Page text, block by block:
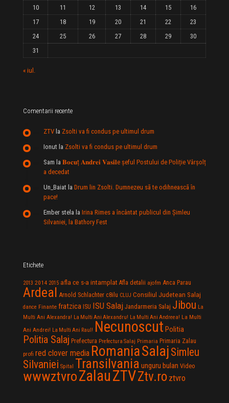
10
11 12 13 14 15
16
17
18 19 20 21 22
23
24
25 26 27 28 29
30
31
« iul.
Comentarii recente
ZTV la Zsolti va fi condus pe ultimul drum
Ionut la Zsolti va fi condus pe ultimul drum
Sam la 𝐁𝐨𝐜𝐮ț 𝐀𝐧𝐝𝐫𝐞𝐢 𝐕𝐚𝐬𝐢𝐥e şeful Postului de Poliție Vârșolț
a decedat
Un_Baiat la Drum lin Zsolti. Dumnezeu sã te odihneascã în
pace!
Ember stela la Irina Rimes a încântat publicul din Şimleu
Silvaniei, la Bathory Fest
Etichete
2013 2014 2015 afla ce s-a intamplat Afla detalii ajofm Anca Parau
Ardeal Arnold Schlachter c8ilu CLUJ Consiliul Judetean Salaj
dance Finante fratzica ISU ISU Salaj Jandarmeria Salaj Jibou La
Multi Ani Alexandra! La Multi Ani Alexandru! La Multi Ani Andreea! La Multi
Ani Andrei! La Multi Ani Raul! Necunoscut Politia
Politia Salaj Prefectura Prefectura Salaj Primaria Primaria Zalau
profi red clover media RomaniaSalaj Simleu
Silvaniei Spital Transilvania unguru bulan Video
wwwztvroZalauZTVZtv.ro ztvro